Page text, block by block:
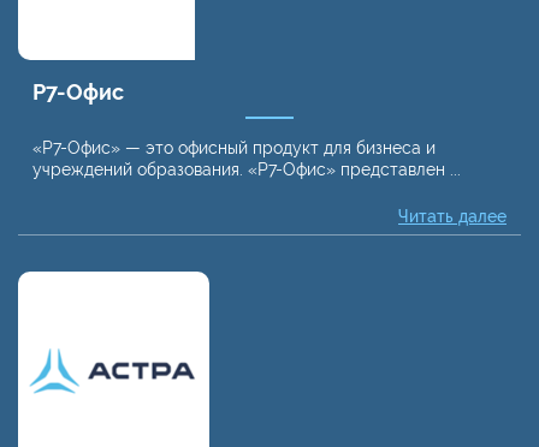
Р7-Офис
«Р7-Офис» — это офисный продукт для бизнеса и
учреждений образования. «Р7-Офис» представлен ...
Читать далее